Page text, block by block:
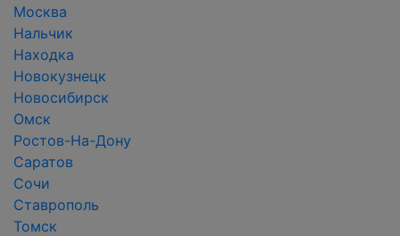
Москва
Нальчик
Находка
Новокузнецк
Новосибирск
Омск
Ростов-На-Дону
Саратов
Сочи
Ставрополь
Томск